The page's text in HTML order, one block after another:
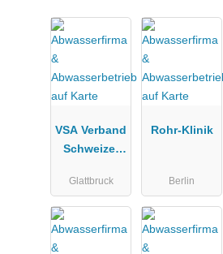
VSA Verband
Schweizer
und
Gewässersc
hutzfachleut
Glattbruck
Rohr-Klinik
Berlin